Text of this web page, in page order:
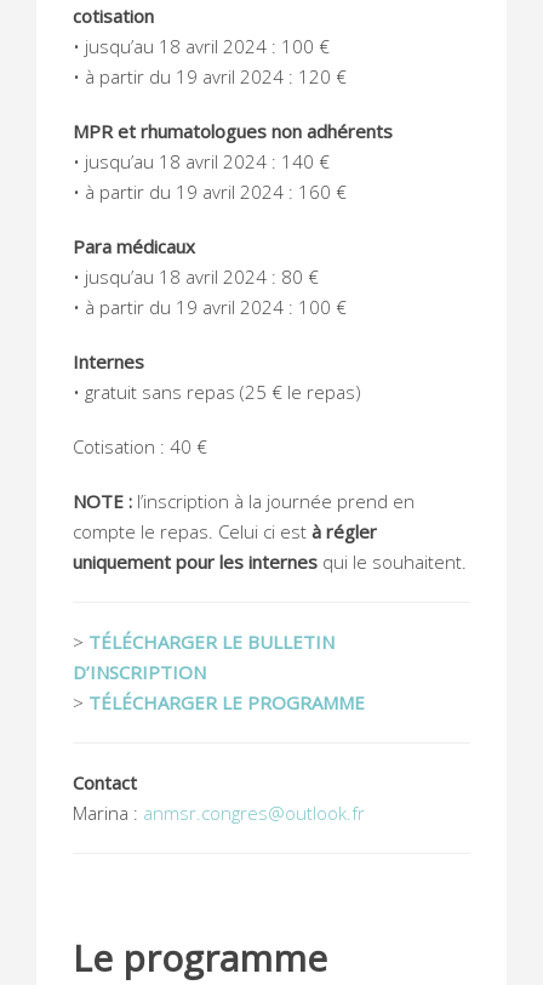
cotisation
• jusqu’au 18 avril 2024 : 100 €
• à partir du 19 avril 2024 : 120 €
MPR et rhumatologues non adhérents
• jusqu’au 18 avril 2024 : 140 €
• à partir du 19 avril 2024 : 160 €
Para médicaux
• jusqu’au 18 avril 2024 : 80 €
• à partir du 19 avril 2024 : 100 €
Internes
• gratuit sans repas (25 € le repas)
Cotisation : 40 €
NOTE : l’inscription à la journée prend en
compte le repas. Celui ci est à régler
uniquement pour les internes qui le souhaitent.
> TÉLÉCHARGER LE BULLETIN
D’INSCRIPTION
> TÉLÉCHARGER LE PROGRAMME
Contact
Marina : anmsr.congres@outlook.fr
Le programme